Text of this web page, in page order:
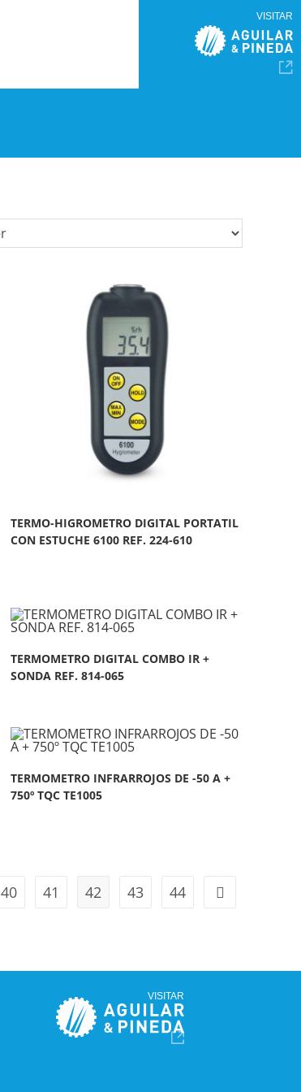
VISITAR
TERMO-HIGROMETRO DIGITAL PORTATIL
CON ESTUCHE 6100 REF. 224-610
TERMOMETRO DIGITAL COMBO IR +
SONDA REF. 814-065
TERMOMETRO INFRARROJOS DE -50 A +
750º TQC TE1005
40 41 42 43 44
VISITAR